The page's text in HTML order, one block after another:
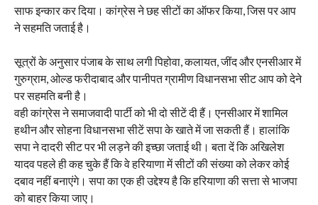
साफ इन्कार कर दिया। कांग्रेस ने छह सीटों का ऑफर किया, जिस पर आप
ने सहमति जताई है।
सूत्रों के अनुसार पंजाब के साथ लगी पिहोवा, कलायत, जींद और एनसीआर में
गुरुग्राम, ओल्ड फरीदाबाद और पानीपत ग्रामीण विधानसभा सीट आप को देने
पर सहमति बनी है।
वही कांग्रेस ने समाजवादी पार्टी को भी दो सीटें दी हैं। एनसीआर में शामिल
हथीन और सोहना विधानसभा सीटें सपा के खाते में जा सकती हैं। हालांकि
सपा ने दादरी सीट पर भी लड़ने की इच्छा जताई थी। बता दें कि अखिलेश
यादव पहले ही कह चुके हैं कि वे हरियाणा में सीटों की संख्या को लेकर कोई
दबाव नहीं बनाएंगे। सपा का एक ही उद्देश्य है कि हरियाणा की सत्ता से भाजपा
को बाहर किया जाए।